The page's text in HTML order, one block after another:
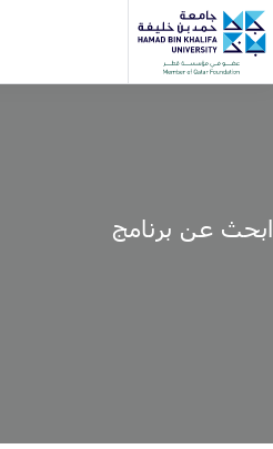
Skip to main content
ابحث عن برنامج